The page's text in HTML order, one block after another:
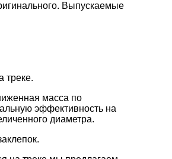
Выпускаемые
треке.
масса по
эффективность на
диаметра.